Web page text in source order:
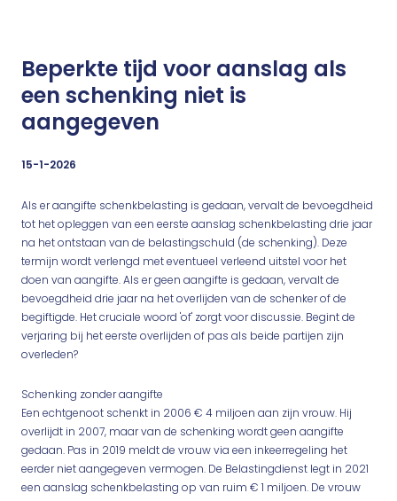
Beperkte tijd voor aanslag als
een schenking niet is
aangegeven
15-1-2026
Als er aangifte schenkbelasting is gedaan, vervalt de bevoegdheid
tot het opleggen van een eerste aanslag schenkbelasting drie jaar
na het ontstaan van de belastingschuld (de schenking). Deze
termijn wordt verlengd met eventueel verleend uitstel voor het
doen van aangifte. Als er geen aangifte is gedaan, vervalt de
bevoegdheid drie jaar na het overlijden van de schenker of de
begiftigde. Het cruciale woord 'of' zorgt voor discussie. Begint de
verjaring bij het eerste overlijden of pas als beide partijen zijn
overleden?
Schenking zonder aangifte
Een echtgenoot schenkt in 2006 € 4 miljoen aan zijn vrouw. Hij
overlijdt in 2007, maar van de schenking wordt geen aangifte
gedaan. Pas in 2019 meldt de vrouw via een inkeerregeling het
eerder niet aangegeven vermogen. De Belastingdienst legt in 2021
een aanslag schenkbelasting op van ruim € 1 miljoen. De vrouw